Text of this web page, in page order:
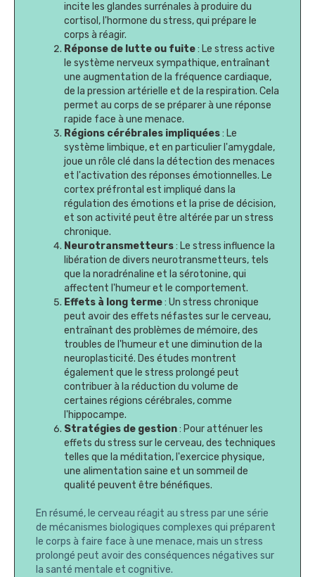
incite les glandes surrénales à produire du
cortisol, l'hormone du stress, qui prépare le
corps à réagir.
Réponse de lutte ou fuite: Le stress active
le système nerveux sympathique, entraînant
une augmentation de la fréquence cardiaque,
de la pression artérielle et de la respiration. Cela
permet au corps de se préparer à une réponse
rapide face à une menace.
Régions cérébrales impliquées: Le
système limbique, et en particulier l'amygdale,
joue un rôle clé dans la détection des menaces
et l'activation des réponses émotionnelles. Le
cortex préfrontal est impliqué dans la
régulation des émotions et la prise de décision,
et son activité peut être altérée par un stress
chronique.
Neurotransmetteurs: Le stress influence la
libération de divers neurotransmetteurs, tels
que la noradrénaline et la sérotonine, qui
affectent l'humeur et le comportement.
Effets à long terme: Un stress chronique
peut avoir des effets néfastes sur le cerveau,
entraînant des problèmes de mémoire, des
troubles de l'humeur et une diminution de la
neuroplasticité. Des études montrent
également que le stress prolongé peut
contribuer à la réduction du volume de
certaines régions cérébrales, comme
l'hippocampe.
Stratégies de gestion: Pour atténuer les
effets du stress sur le cerveau, des techniques
telles que la méditation, l'exercice physique,
une alimentation saine et un sommeil de
qualité peuvent être bénéfiques.
En résumé, le cerveau réagit au stress par une série
de mécanismes biologiques complexes qui préparent
le corps à faire face à une menace, mais un stress
prolongé peut avoir des conséquences négatives sur
la santé mentale et cognitive.